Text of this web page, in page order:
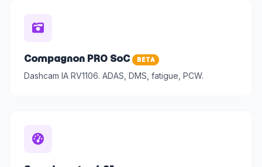
Compagnon PRO SoC BETA
Dashcam IA RV1106. ADAS, DMS, fatigue, PCW.